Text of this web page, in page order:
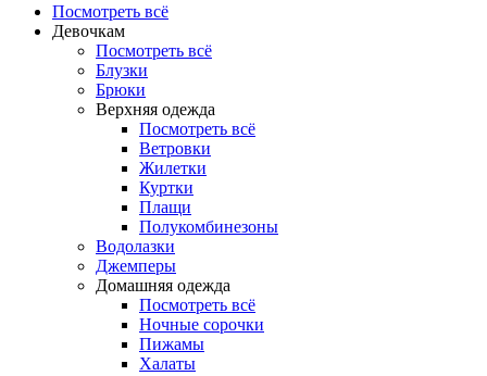
Посмотреть всё
Девочкам
Посмотреть всё
Блузки
Брюки
Верхняя одежда
Посмотреть всё
Ветровки
Жилетки
Куртки
Плащи
Полукомбинезоны
Водолазки
Джемперы
Домашняя одежда
Посмотреть всё
Ночные сорочки
Пижамы
Халаты